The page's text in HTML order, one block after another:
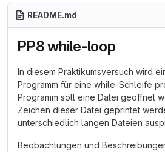
README.md
PP8 while-loop
In diesem Praktikumsversuch wird
Programm für eine while-Schleife
Programm soll eine Datei geöffnet
Zeichen dieser Datei geprintet
unterschiedlich langen Dateien
Beobachtungen und